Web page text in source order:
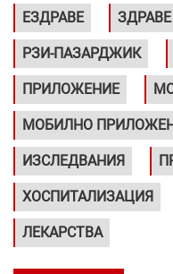
ЕЗДРАВЕ ЗДРАВЕ
РЗИ-ПАЗАРДЖИК
ПРИЛОЖЕНИЕ
МОБИЛНО
ИЗСЛЕДВАНИЯ
ХОСПИТАЛИЗАЦИЯ
ЛЕКАРСТВА